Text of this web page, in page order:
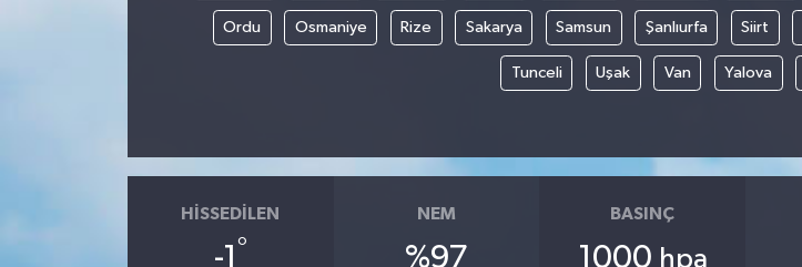
Ordu Osmaniye Rize Sakarya Samsun Şanlıurfa Siirt
Tunceli Uşak Van Yalova
HISSEDILEN
-1 °
NEM
%97
BASINÇ
1000 hpa